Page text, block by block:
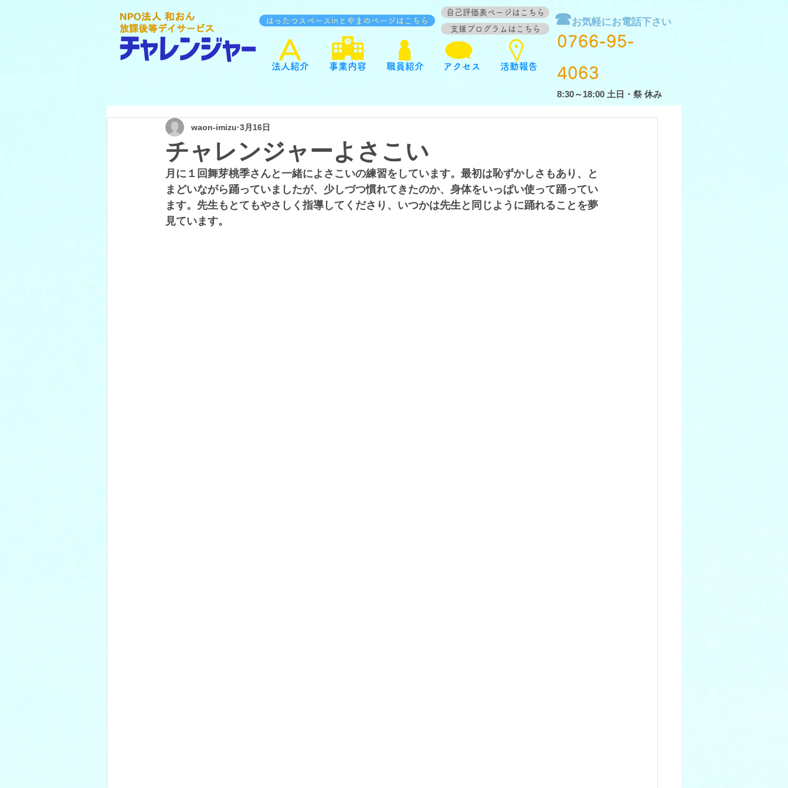
はったつスペースinとやまのページはこちら
法人紹介 事業内容 職員紹介 アクセス 活動報告
自己評価表ページはこちら
支援プログラムはこちら
☎お気軽にお電話下さい
0766-95-
4063
8:30～18:00 土日・祭 休み
チャレンジャーよさこい
waon-imizu 3月16日
月に１回舞芽桃季さんと一緒によさこいの練習をしています。最初は恥ずかしさもあり、と
まどいながら踊っていましたが、少しづつ慣れてきたのか、身体をいっぱい使って踊ってい
ます。先生もとてもやさしく指導してくださり、いつかは先生と同じように踊れることを夢
見ています。